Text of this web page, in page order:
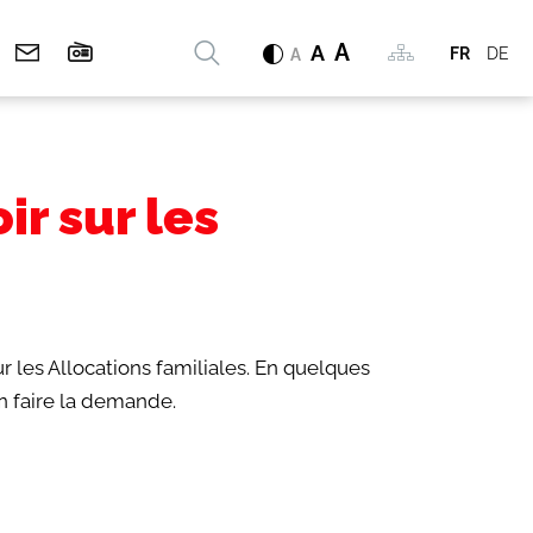
FR DE
A A A
Mots
clés
Rechercher
sur les
les Allocations familiales. En quelques
faire la demande.